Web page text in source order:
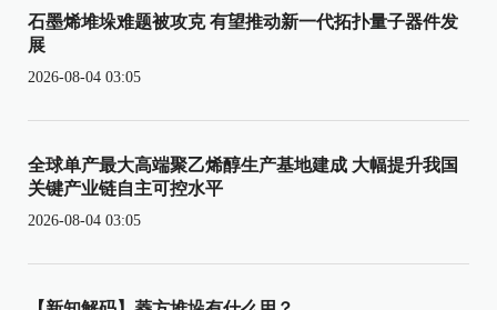
石墨烯堆垛难题被攻克 有望推动新一代拓扑量子器件发
展
2026-08-04 03:05
全球单产最大高端聚乙烯醇生产基地建成 大幅提升我国
关键产业链自主可控水平
2026-08-04 03:05